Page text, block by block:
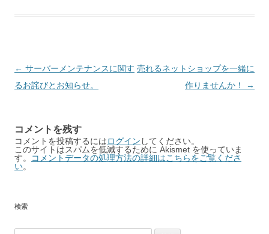
Post
navigation
← サーバーメンテナンスに関す
るお詫びとお知らせ。
売れるネットショップを一緒に
作りませんか！
→
コメントを残す
コメントを投稿するにはログイン してください。
このサイトはスパムを低減するために Akismet を使っていま
す。
コメントデータの処理方法の詳細はこちらをご覧くださ
い。
検索